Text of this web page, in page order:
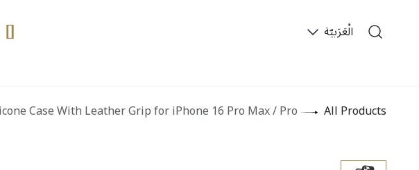
الْعَرَبيّة
All Products
Case With Leather Grip for iPhone 16 Pro Max / Pro